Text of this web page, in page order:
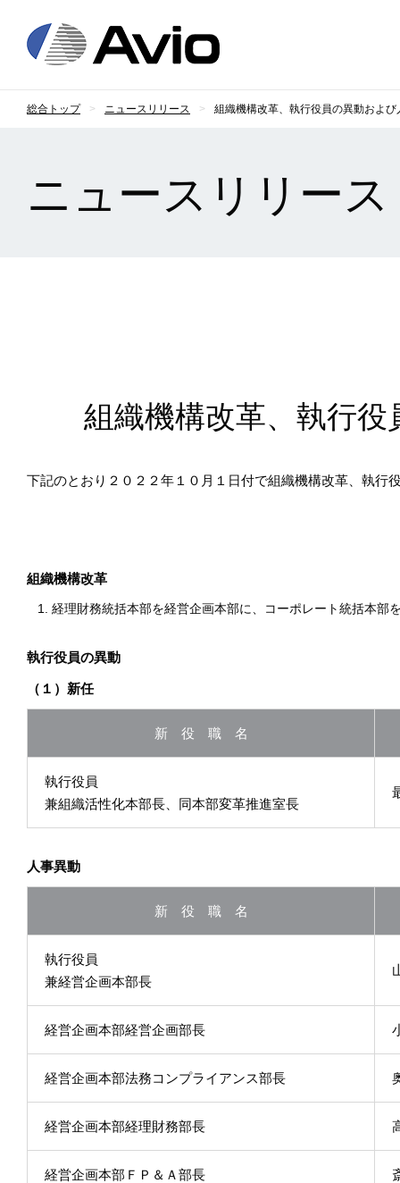
総合トップ ニュースリリース 組織機構改革、執行役員の異動およ
ニュースリリース
組織機構改革、執行
下記のとおり２０２２年１０月１日付で組織機構改革、執行
組織機構改革
経理財務統括本部を経営企画本部に、コーポレート統括本部
執行役員の異動
（１）新任
新 役 職 名
執行役員
兼組織活性化本部長、同本部変革推進室長
人事異動
新 役 職 名
執行役員
兼経営企画本部長
経営企画本部経営企画部長
経営企画本部法務コンプライアンス部長
経営企画本部経理財務部長
経営企画本部ＦＰ＆Ａ部長